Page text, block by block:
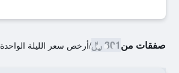
صفقات من301 ﷼ /أرخص سعر الليلة الواحدة